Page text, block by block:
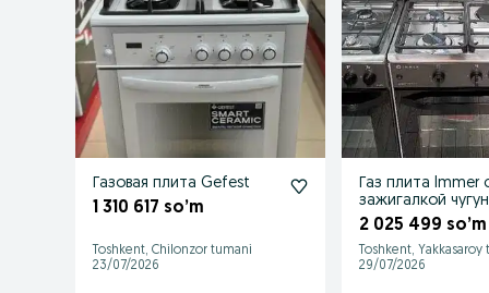
Газовая плита Gefest
1 310 617 so’m
Toshkent, Chilonzor tumani
23/07/2026
Газ плита Immer
зажигалкой чугун
решетки
2 025 499 so’m
Toshkent,
29/07/2026